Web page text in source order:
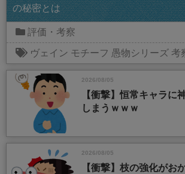
の秘密とは
評価・考察
ヴェイン モチーフ 愚物シリーズ 考
2026/08/05
【衝撃】恒常キャラに
しまうｗｗｗ
2026/08/05
【衝撃】枝の強化がお